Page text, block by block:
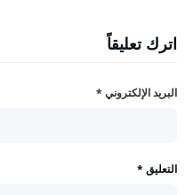
اترك تعليقاً
البريد الإلكتروني *
التعليق *